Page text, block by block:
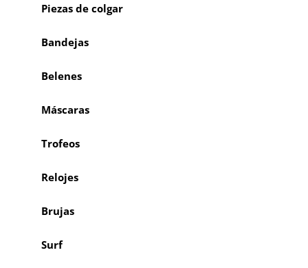
Piezas de colgar
Bandejas
Belenes
Máscaras
Trofeos
Relojes
Brujas
Surf